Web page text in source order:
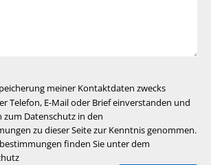
meiner Kontaktdaten zwecks
Telefon, E-Mail oder Brief einverstanden und
zum Datenschutz in den
zu dieser Seite zur Kenntnis genommen.
finden Sie unter dem